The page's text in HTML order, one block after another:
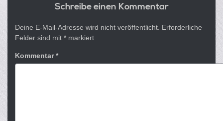
Schreibe einen Kommentar
Deine E-Mail-Adresse wird nicht veröffentlicht. Erforderliche
Felder sind mit * markiert
Kommentar*